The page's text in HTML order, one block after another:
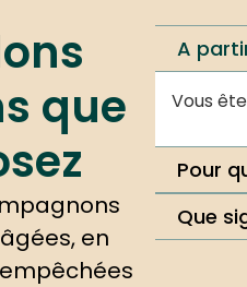
que
en
A
Vous
Pour
Que